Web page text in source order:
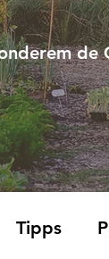
de
Tipps